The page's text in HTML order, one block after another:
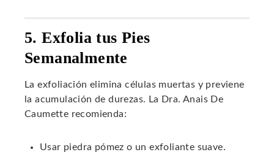
5. Exfolia tus Pies
Semanalmente
La exfoliación elimina células muertas y previene
la acumulación de durezas. La Dra. Anais De
Caumette recomienda:
Usar piedra pómez o un exfoliante suave.